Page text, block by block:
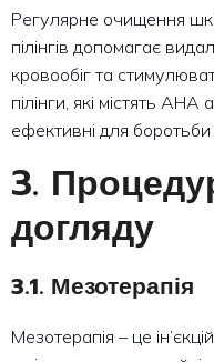
Регулярне очищення
пілінгів допомагає
кровообіг та
пілінги, які містять
ефективні для
3.
догляду
3.1. Мезотерапія
Мезотерапія – це